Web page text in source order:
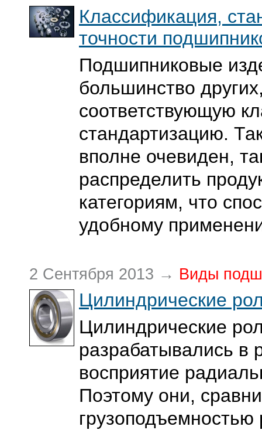
Классификация,
точности
Подшипниковые
большинство
соответствующую
стандартизацию.
вполне очевиден,
распределить
категориям, что
удобному
2 Сентября 2013 → Виды
Цилиндрические
Цилиндрические
разрабатывались в
восприятие
Поэтому они,